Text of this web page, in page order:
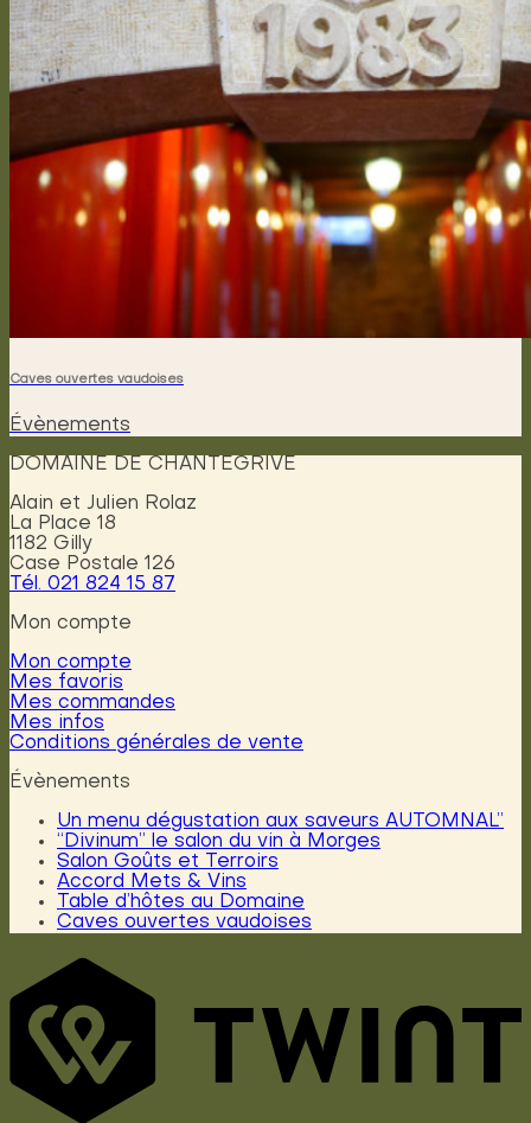
Caves ouvertes vaudoises
Évènements
DOMAINE DE CHANTEGRIVE
Alain et Julien Rolaz
La Place 18
1182 Gilly
Case Postale 126
Tél. 021 824 15 87
Mon compte
Mon compte
Mes favoris
Mes commandes
Mes infos
Conditions générales de vente
Évènements
Un menu dégustation aux saveurs AUTOMNAL”
“Divinum” le salon du vin à Morges
Salon Goûts et Terroirs
Accord Mets & Vins
Table d’hôtes au Domaine
Caves ouvertes vaudoises